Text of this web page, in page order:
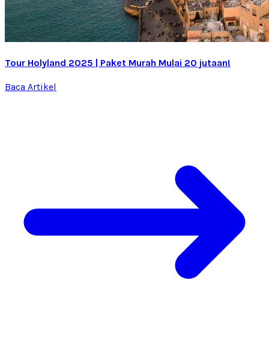
Tour Holyland 2025 | Paket Murah Mulai 20 jutaan!
Baca Artikel